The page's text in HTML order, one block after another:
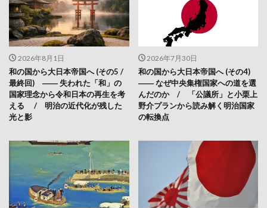
2026年8月1日
和の国から大日本帝国へ (その5 /
最終回) ―― 失われた「和」の
国家理念から令和日本の再生を考
える / 明治の近代化が残した
光と影
2026年7月30日
和の国から大日本帝国へ (その4)
―― なぜ中央集権国家への道を選
んだのか / 「公議所」と小栗上
野介プランから読み解く明治国家
の転換点